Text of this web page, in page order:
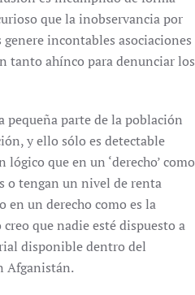
que la inobservancia por
incontables asociaciones
tanto ahínco para denunciar los
pequeña parte de la población
y ello sólo es detectable
que en un ‘derecho’ como
o tengan un nivel de renta
un derecho como es la
que nadie esté dispuesto a
disponible dentro del
Afganistán.